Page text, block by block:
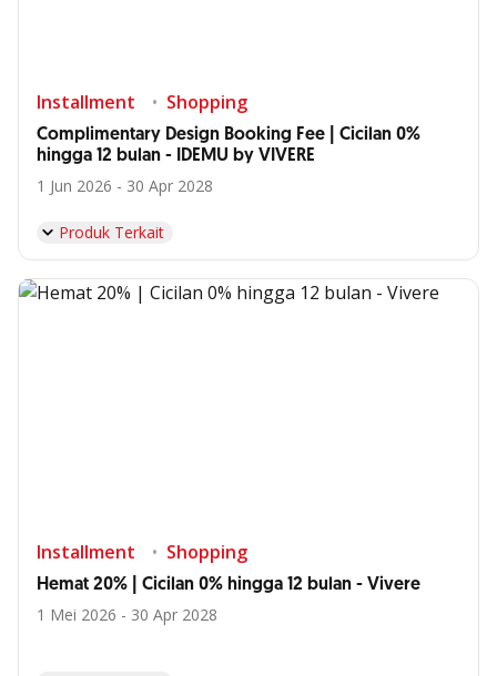
Installment Shopping
Complimentary Design Booking Fee | Cicilan 0%
hingga 12 bulan - IDEMU by VIVERE
1 Jun 2026 - 30 Apr 2028
Produk Terkait
Installment Shopping
Hemat 20% | Cicilan 0% hingga 12 bulan - Vivere
1 Mei 2026 - 30 Apr 2028